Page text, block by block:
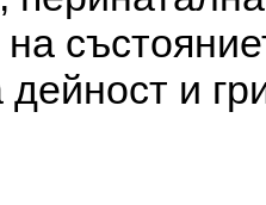
дейност и